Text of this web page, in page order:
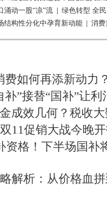
涌动一股“凉”流
绿色转型 全
结构性分化中孕育新动能
消费
费如何再添新动力
”接替“国补”让利
成效几何？税收
11促销大战今晚
资格！下半场国补
解析：从价格血